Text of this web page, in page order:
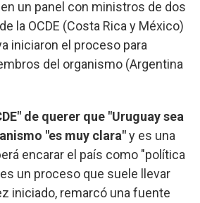
un panel con ministros de dos
la OCDE (Costa Rica y México)
iniciaron el proceso para
del organismo (Argentina
de querer que "Uruguay sea
"es muy clara"y es una
encarar el país como "política
un proceso que suele llevar
iniciado, remarcó una fuente